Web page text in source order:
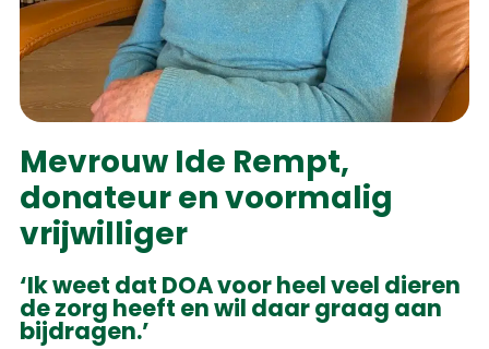
Mevrouw Ide Rempt,
donateur en voormalig
vrijwilliger
‘Ik weet dat DOA voor heel veel dieren
de zorg heeft en wil daar graag aan
bijdragen.’